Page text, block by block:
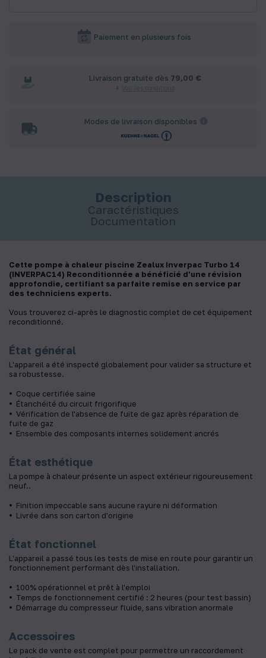
Paiement en plusieurs fois
Livraison gratuite dès 79,00 €
Modes de livraison disponibles
Description
Caractéristiques
Documentation
Cette pompe à chaleur piscine Zealux Inverpac Turbo 14
(INVERPAC14) Reconditionnée a bénéficié d'une révision
approfondie, certifiant sa parfaite remise en service par
des techniciens experts.
Vous trouverez ci-après le diagnostic complet de cet équipement
reconditionné.
État général
L'appareil a été inspecté globalement pour valider sa structure et
sa robustesse.
Coque certifiée saine
Étanchéité du circuit frigorifique
Vérification de l'absence de fuite de gaz après réparation de
fuite de gaz
Ensemble des composants internes solidement ancrés
État esthétique
La pompe à chaleur présente un aspect extérieur rigoureusement
neuf..
Finition impeccable sans aucune rayure ni déformation
Livrée dans son carton d'origine
État fonctionnel
L'appareil a passé tous les tests de mise en route pour garantir un
fonctionnement performant dès l'installation.
100% opérationnel et prêt à l'emploi
Temps de fonctionnement certifié : 2 heures (pour test bassin)
Démarrage du compresseur fluide, sans vibration anormale
Accessoires
Le pack de vente est complet pour permettre un raccordement